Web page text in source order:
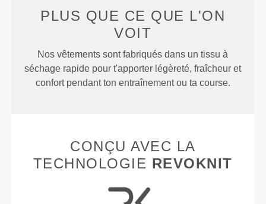
PLUS QUE CE QUE L'ON
VOIT
Nos vêtements sont fabriqués dans un tissu à
séchage rapide pour t'apporter légèreté, fraîcheur et
confort pendant ton entraînement ou ta course.
CONÇU AVEC LA
TECHNOLOGIE REVOKNIT